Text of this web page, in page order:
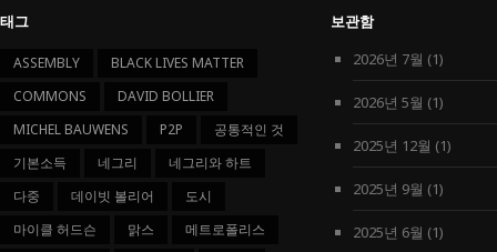
태그
ASSEMBLY
BLACK LIVES MATTER
COMMONS
DAVID BOLLIER
MICHEL BAUWENS
P2P
공통적인 것
기본소득
네그리
네그리와 하트
다중
데이빗 볼리어
도시
마이클 허드슨
맑스
메트로폴리스
보관함
2026년 7월 (1)
2026년 5월 (1)
2025년 12월 (1)
2025년 9월 (1)
2025년 6월 (1)